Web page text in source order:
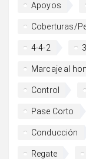
Apoyos
Coberturas/
4-4-2
Marcaje al
Control
Pase Corto
Conducción
Regate